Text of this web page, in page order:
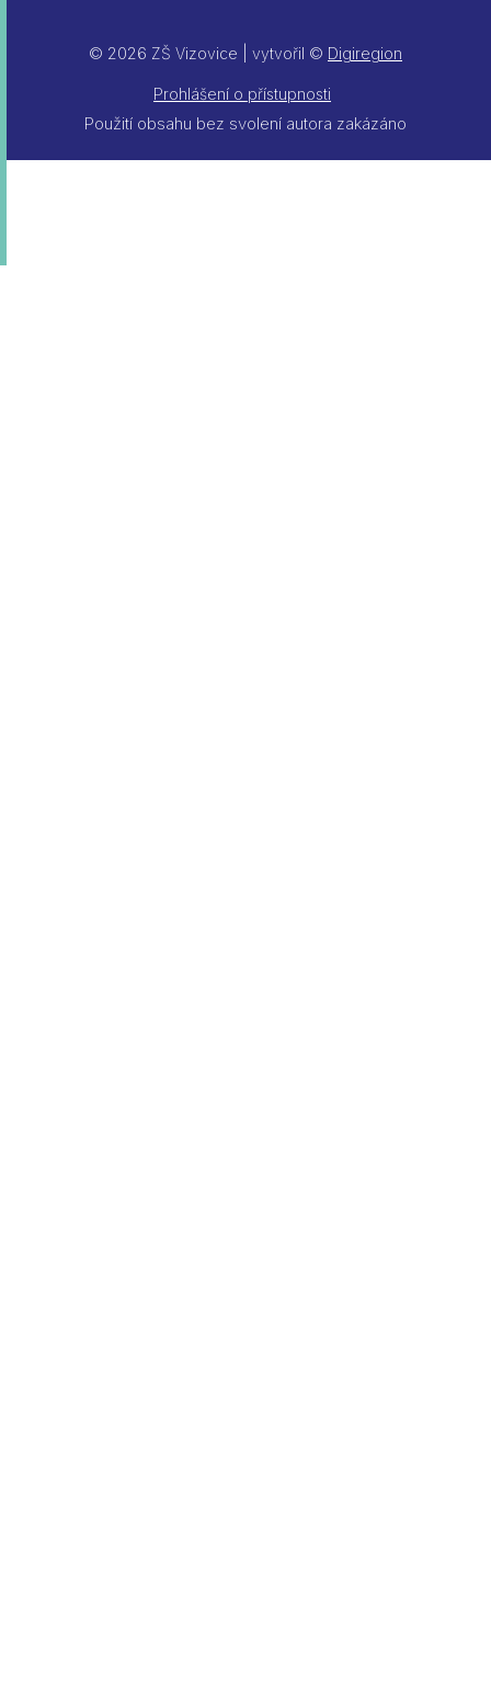
© 2026 ZŠ Vizovice | vytvořil © Digiregion
Prohlášení o přístupnosti
Použití obsahu bez svolení autora zakázáno